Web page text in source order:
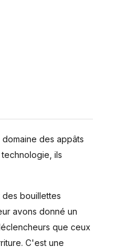
des appâts
ils
bouillettes
avons donné un
que ceux
C'est une